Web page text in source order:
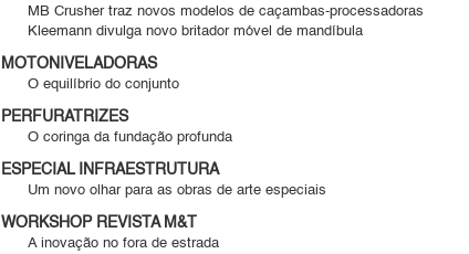
MB Crusher traz novos modelos de caçambas-processadoras
Kleemann divulga novo britador móvel de mandíbula
MOTONIVELADORAS
O equilíbrio do conjunto
PERFURATRIZES
O coringa da fundação profunda
ESPECIAL INFRAESTRUTURA
Um novo olhar para as obras de arte especiais
WORKSHOP REVISTA M&T
A inovação no fora de estrada